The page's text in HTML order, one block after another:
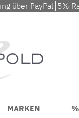
über PayPal⎮5%
MARKEN